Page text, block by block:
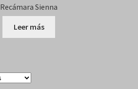
Recámara Sienna
Leer más